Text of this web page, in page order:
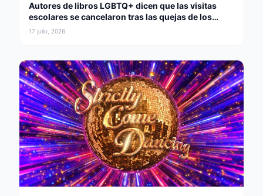
Autores de libros LGBTQ+ dicen que las visitas
escolares se cancelaron tras las quejas de los
padres
17 julio, 2026